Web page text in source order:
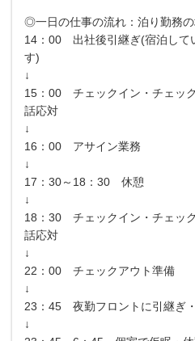
◎一日の仕事の流れ：泊り勤務の
14：00 出社後引継ぎ(宿泊して
す)
↓
15：00 チェックイン・チェッ
話応対
↓
16：00 アサイン業務
↓
17：30～18：30 休憩
↓
18：30 チェックイン・チェッ
話応対
↓
22：00 チェックアウト準備
↓
23：45 夜勤フロントに引継ぎ
↓